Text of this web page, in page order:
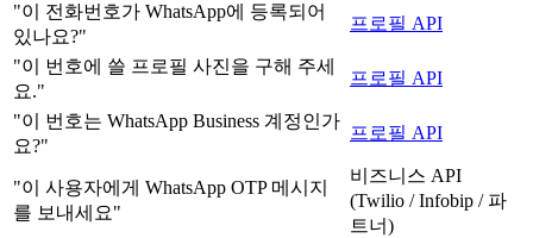
"이 전화번호가 WhatsApp에 등록되어
있나요?"
프로필 API
"이 번호에 쓸 프로필 사진을 구해 주세
요."
프로필 API
"이 번호는 WhatsApp Business 계정인가
요?"
프로필 API
"이 사용자에게 WhatsApp OTP 메시지
를 보내세요"
비즈니스 API
(Twilio / Infobip / 파
트너)